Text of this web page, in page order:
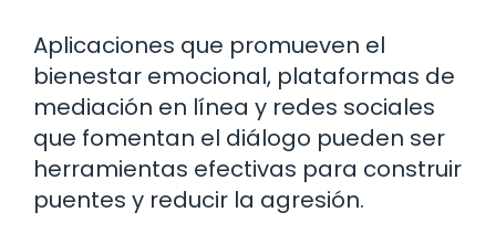
Aplicaciones que promueven el
bienestar emocional, plataformas de
mediación en línea y redes sociales
que fomentan el diálogo pueden ser
herramientas efectivas para construir
puentes y reducir la agresión.